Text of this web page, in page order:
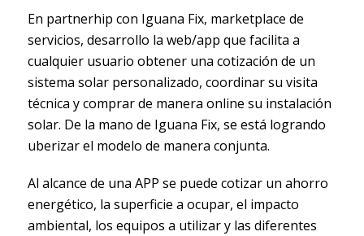
En partnerhip con Iguana Fix, marketplace de
servicios, desarrollo la web/app que facilita a
cualquier usuario obtener una cotización de un
sistema solar personalizado, coordinar su visita
técnica y comprar de manera online su instalación
solar. De la mano de Iguana Fix, se está logrando
uberizar el modelo de manera conjunta.
Al alcance de una APP se puede cotizar un ahorro
energético, la superficie a ocupar, el impacto
ambiental, los equipos a utilizar y las diferentes